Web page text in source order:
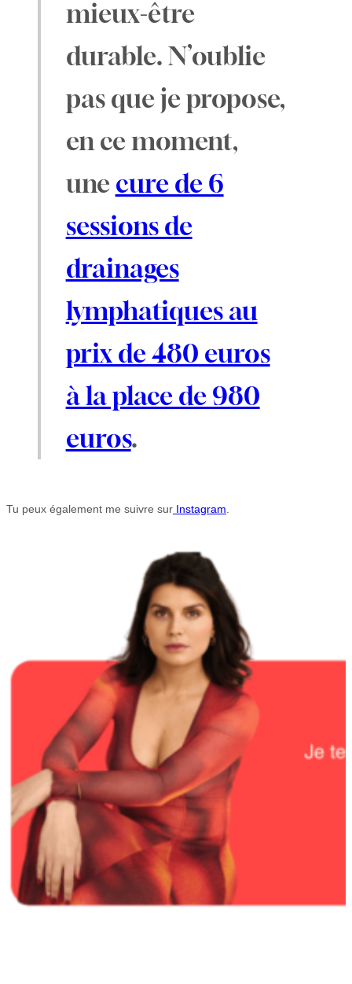
mieux-être
durable. N’oublie
pas que je propose,
en ce moment,
une cure de 6
sessions de
drainages
lymphatiques au
prix de 480 euros
à la place de 980
euros.
Tu peux également me suivre sur Instagram